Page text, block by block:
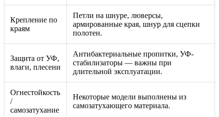
Крепление по
краям
Петли на шнуре, люверсы,
армированные края, шнур для сцепки
полотен.
Защита от УФ,
влаги, плесени
Антибактериальные пропитки, УФ-
стабилизаторы — важны при
длительной эксплуатации.
Огнестойкость
/
самозатухание
Некоторые модели выполнены из
самозатухающего материала.